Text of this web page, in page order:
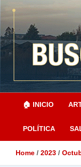
🏠 INICIO
POLÍTICA
Home 2023